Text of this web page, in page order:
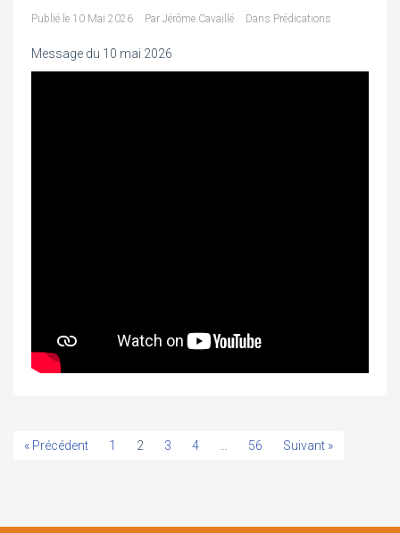
Publié le 10 Mai 2026 Par Jérôme Cavaillé Dans Prédications
Message du 10 mai 2026
« Précédent 1 2 3 4 56 Suivant »